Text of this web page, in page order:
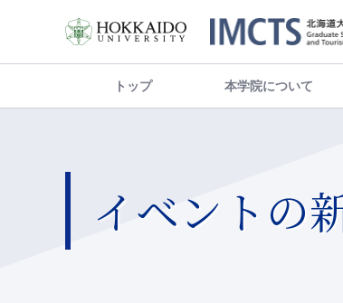
トップ 本学院について
イベントの